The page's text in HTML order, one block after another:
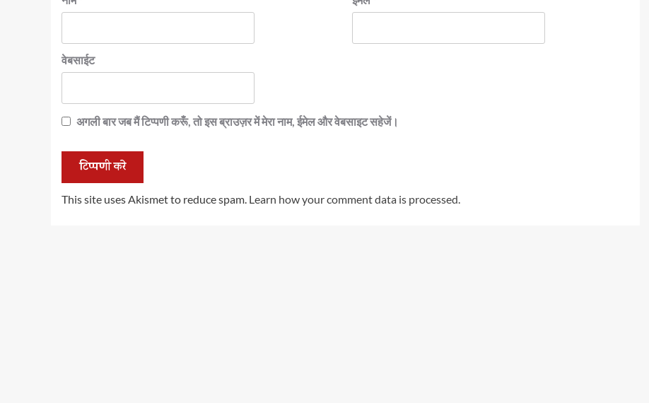
वेबसाईट
अगली बार जब मैं टिप्पणी करूँ, तो इस ब्राउज़र में मेरा नाम, ईमेल और वेबसाइट सहेजें।
This site uses Akismet to reduce spam. Learn how your comment data is processed.